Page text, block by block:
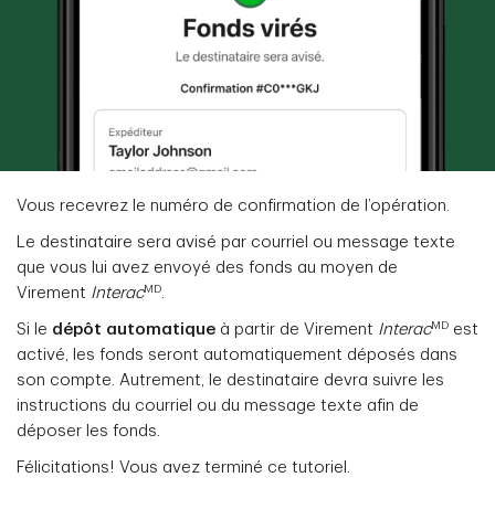
Vous recevrez le numéro de confirmation de l’opération.
Le destinataire sera avisé par courriel ou message texte
que vous lui avez envoyé des fonds au moyen de
Virement InteracMD.
Si le dépôt automatique à partir de Virement InteracMD est
activé, les fonds seront automatiquement déposés dans
son compte. Autrement, le destinataire devra suivre les
instructions du courriel ou du message texte afin de
déposer les fonds.
Félicitations! Vous avez terminé ce tutoriel.